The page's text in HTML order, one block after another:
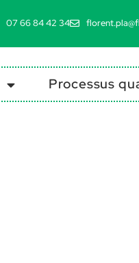
07 66 84 42 34
Processus